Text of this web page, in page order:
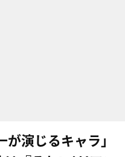
演じるキャラ」